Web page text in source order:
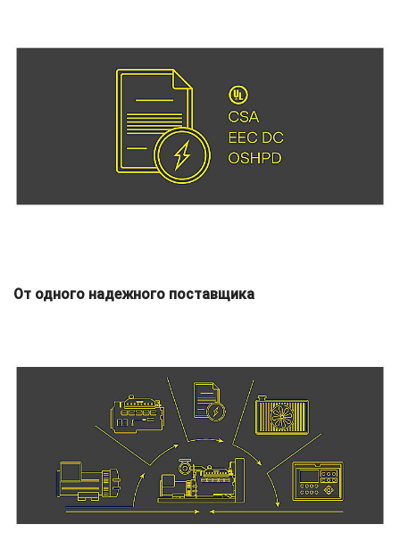
От одного надежного поставщика